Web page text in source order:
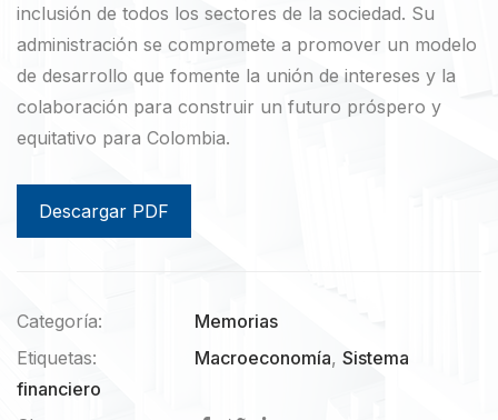
inclusión de todos los sectores de la sociedad. Su
administración se compromete a promover un modelo
de desarrollo que fomente la unión de intereses y la
colaboración para construir un futuro próspero y
equitativo para Colombia.
Descargar PDF
Categoría:
Memorias
Etiquetas:
Macroeconomía, Sistema
financiero